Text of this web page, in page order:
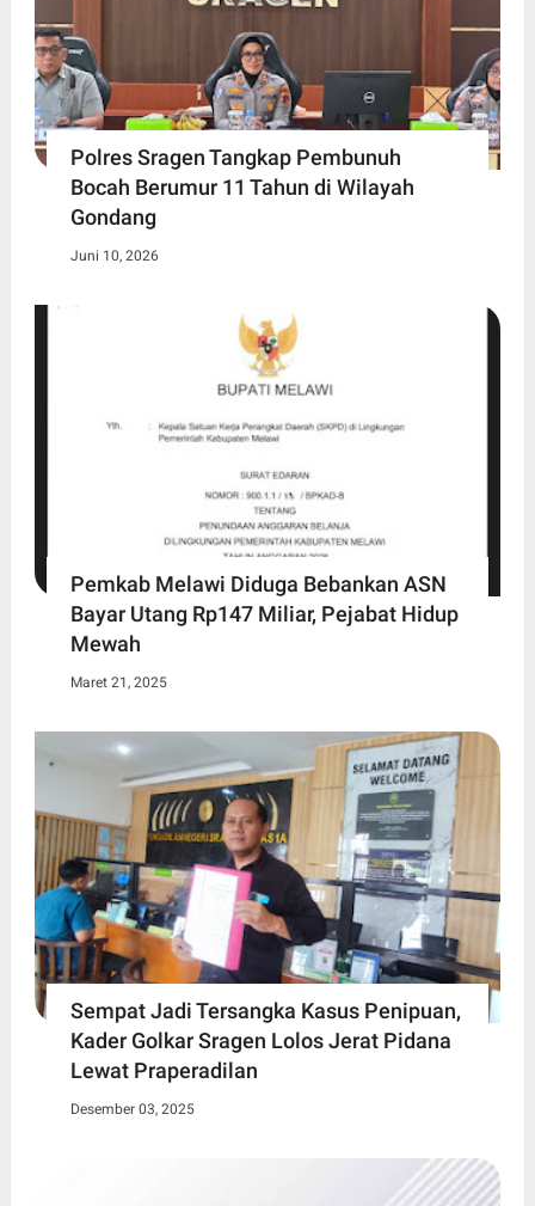
Polres Sragen Tangkap Pembunuh
Bocah Berumur 11 Tahun di Wilayah
Gondang
Juni 10, 2026
Pemkab Melawi Diduga Bebankan ASN
Bayar Utang Rp147 Miliar, Pejabat Hidup
Mewah
Maret 21, 2025
Sempat Jadi Tersangka Kasus Penipuan,
Kader Golkar Sragen Lolos Jerat Pidana
Lewat Praperadilan
Desember 03, 2025